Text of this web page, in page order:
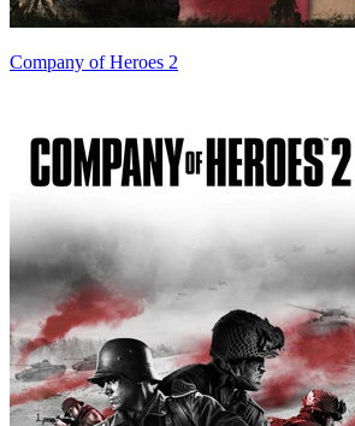
Company of Heroes 2